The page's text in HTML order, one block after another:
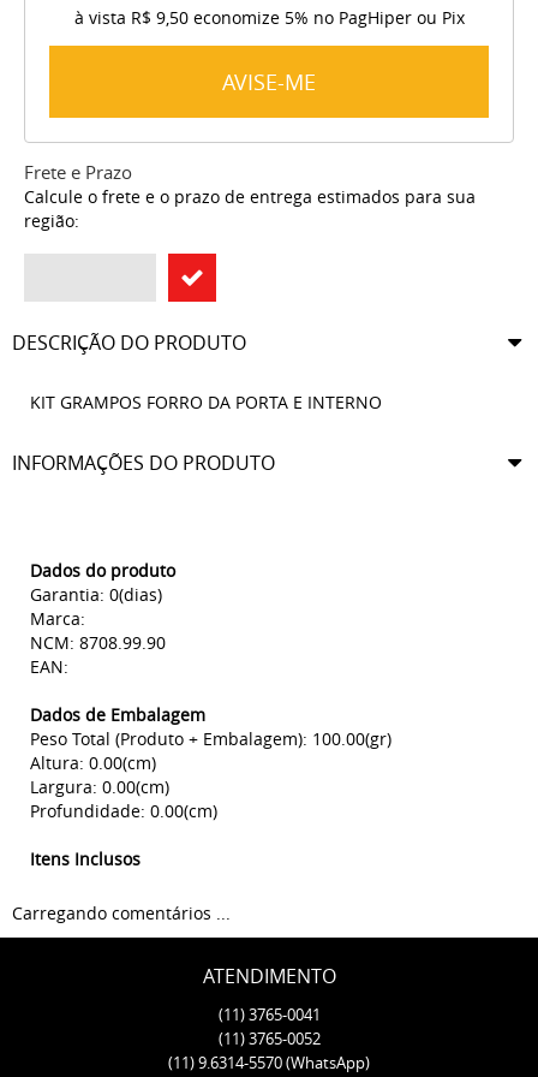
à vista R$ 9,50economize 5% no PagHiper ou Pix
AVISE-ME
Frete e Prazo
Calcule o frete e o prazo de entrega estimados para sua
região:
DESCRIÇÃO DO PRODUTO
KIT GRAMPOS FORRO DA PORTA E INTERNO
INFORMAÇÕES DO PRODUTO
Dados do produto
Garantia: 0(dias)
Marca:
NCM: 8708.99.90
EAN:
Dados de Embalagem
Peso Total (Produto + Embalagem): 100.00(gr)
Altura: 0.00(cm)
Largura: 0.00(cm)
Profundidade: 0.00(cm)
Itens Inclusos
Carregando comentários ...
ATENDIMENTO
(11)3765-0041
(11)3765-0052
(11)9.6314-5570(WhatsApp)